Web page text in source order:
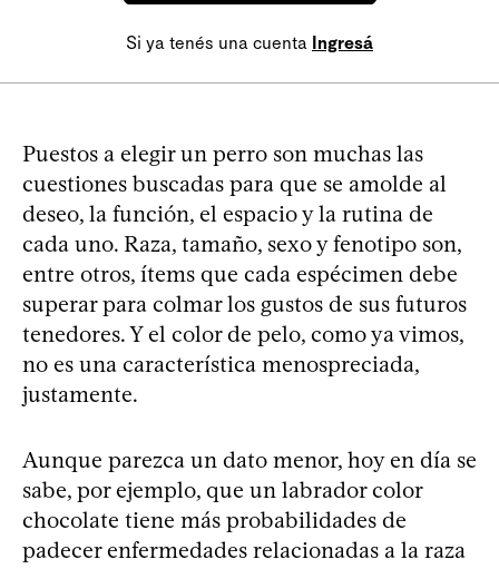
Si ya tenés una cuenta Ingresá
Puestos a elegir un perro son muchas las
cuestiones buscadas para que se amolde al
deseo, la función, el espacio y la rutina de
cada uno. Raza, tamaño, sexo y fenotipo son,
entre otros, ítems que cada espécimen debe
superar para colmar los gustos de sus futuros
tenedores. Y el color de pelo, como ya vimos,
no es una característica menospreciada,
justamente.
Aunque parezca un dato menor, hoy en día se
sabe, por ejemplo, que un labrador color
chocolate tiene más probabilidades de
padecer enfermedades relacionadas a la raza